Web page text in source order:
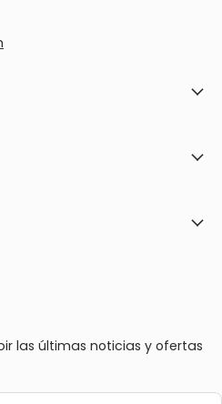
las últimas noticias y ofertas